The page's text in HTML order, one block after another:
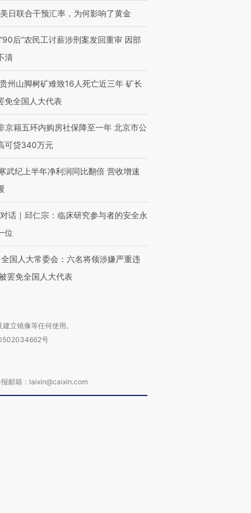
美日联合干预汇率，为何影响了黄金
“90后”农民工讨薪涉刑案发回重审 因部
清
贵州山脚树矿难致16人死亡近三年 矿长
免全国人大代表
京籍五环内购房社保降至一年 北京市公
可贷340万元
武纪上半年净利润同比翻倍 营收增速
对话｜邱仁宗：临床研究参与者的安全永
位
全国人大常委会：六名将领涉嫌严重违
罢免全国人大代表
立镜像等任何使用。
号
邮箱：laixin@caixin.com